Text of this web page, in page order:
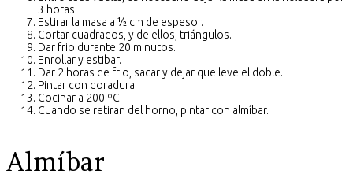
3 horas.
Estirar la masa a ½ cm de espesor.
Cortar cuadrados, y de ellos, triángulos.
Dar frio durante 20 minutos.
Enrollar y estibar.
Dar 2 horas de frio, sacar y dejar que leve el doble.
Pintar con doradura.
Cocinar a 200 ºC.
Cuando se retiran del horno, pintar con almíbar.
Almíbar